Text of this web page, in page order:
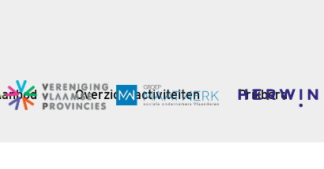
Overzicht activiteiten Prikbord